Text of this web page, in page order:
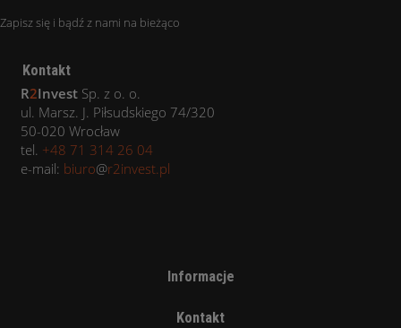
Zapisz się i bądź z nami na bieżąco
Kontakt
R2Invest Sp. z o. o.
ul. Marsz. J. Piłsudskiego 74/320
50-020 Wrocław
tel. +48 71 314 26 04
e-mail: biuro@r2invest.pl
Informacje
Kontakt